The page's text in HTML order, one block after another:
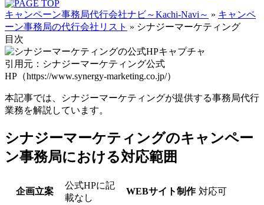
キャンペーン事務局代行会社ナビ～Kachi-Navi～ » キャンペ
ーン事務局の代行会社リスト » シナジーマーケティング
目次
引用元：シナジーマーケティング公式
HP（https://www.synergy-marketing.co.jp/）
本記事では、シナジーマーケティングが提供する事務局代行
業務を解説しています。
シナジーマーケティングのキャンペー
ン事務局における対応範囲
企画立案
公式HPに記
載なし
WEBサイト制作 対応可